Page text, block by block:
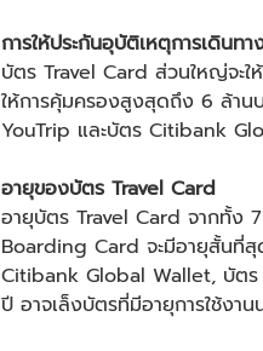
การให้ประกันอุบัติเหตุการเดินทา
บัตร Travel Card ส่วนใหญ่จะ
ให้การคุ้มครองสูงสุดถึง 6 ล้าน
YouTrip และบัตร Citibank
อายุของบัตร Travel Card
อายุบัตร Travel Card จากทั้ง
Boarding Card จะมีอายุสั้นที่
Citibank Global Wallet, บัตร
ปี อาจเล็งบัตรที่มีอายุการใช้งา